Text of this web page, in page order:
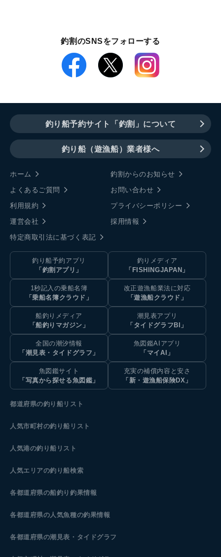
釣割のSNSをフォローする
釣り船予約サイト「釣割」について
釣り船（遊漁船）業者様へ
ホーム
釣割からのお知らせ
よくあるご質問
お問い合わせ
利用規約
プライバシーポリシー
運営会社
採用情報
特定商取引法に基づく表記
釣り船予約アプリ
「釣割アプリ」
釣りメディア
「FISHINGJAPAN」
1秒記入の乗船名簿
「乗船名簿クラウド」
改正遊漁船業法に対応
「遊漁船クラウド」
船釣りメディア
「船釣りマガジン」
潮見表アプリ
「タイドグラフBI」
全国の潮汐情報
「潮見表・タイドグラフ」
魚図鑑AIアプリ
「マイAI」
魚図鑑サイト
「写真から探せる魚図鑑」
充実の補償内容と安さ
「新・遊漁船保険DX」
都道府県の釣り船リスト
人気市町村の釣り船リスト
人気港の釣り船リスト
人気エリアの釣り船検索
各都道府県の船釣り釣果情報
各都道府県の人気魚種の釣果情報
各都道府県の潮見表 ・タイドグラフ